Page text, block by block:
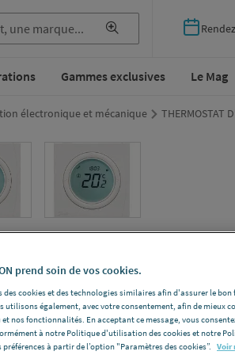
Gammes exclusives Le Mag
électronique et mécanique THERMOSTAT
prend soin de vos cookies.
des cookies et des technologies similaires afin d'assurer le
utilisons également, avec votre consentement, afin de mieux
nos fonctionnalités. En acceptant ce message, vous
à notre Politique d'utilisation des cookies et notre
à partir de l’option "Paramètres des cookies”. Voir